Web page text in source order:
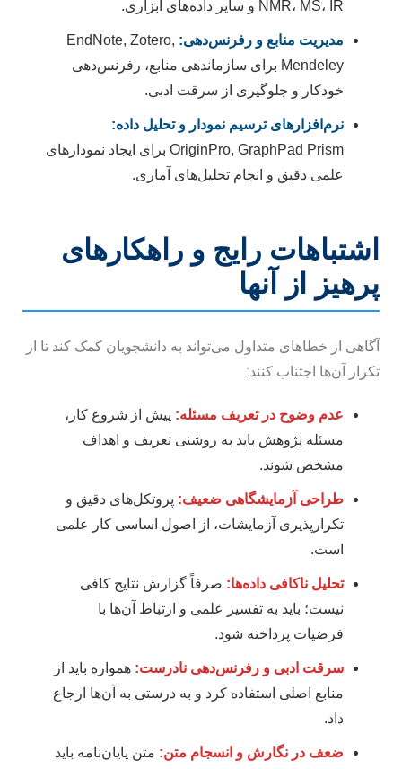
NMR، MS، IR و سایر داده‌های ابزاری.
مدیریت منابع و رفرنس‌دهی: EndNote, Zotero,
Mendeley برای سازماندهی منابع، رفرنس‌دهی
خودکار و جلوگیری از سرقت ادبی.
نرم‌افزارهای ترسیم نمودار و تحلیل داده:
OriginPro, GraphPad Prism برای ایجاد نمودارهای
علمی دقیق و انجام تحلیل‌های آماری.
اشتباهات رایج و راهکارهای
پرهیز از آنها
آگاهی از خطاهای متداول می‌تواند به دانشجویان کمک کند تا از
تکرار آن‌ها اجتناب کنند:
عدم وضوح در تعریف مسئله: پیش از شروع کار،
مسئله پژوهش باید به روشنی تعریف و اهداف
مشخص شوند.
طراحی آزمایشگاهی ضعیف: پروتکل‌های دقیق و
تکرارپذیری آزمایشات، از اصول اساسی کار علمی
است.
تحلیل ناکافی داده‌ها: صرفاً گزارش نتایج کافی
نیست؛ باید به تفسیر علمی و ارتباط آن‌ها با
فرضیات پرداخته شود.
سرقت ادبی و رفرنس‌دهی نادرست: همواره باید از
منابع اصلی استفاده کرد و به درستی به آن‌ها ارجاع
داد.
ضعف در نگارش و انسجام متن: متن پایان‌نامه باید